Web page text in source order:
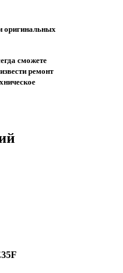
оригинальных
сможете
ремонт